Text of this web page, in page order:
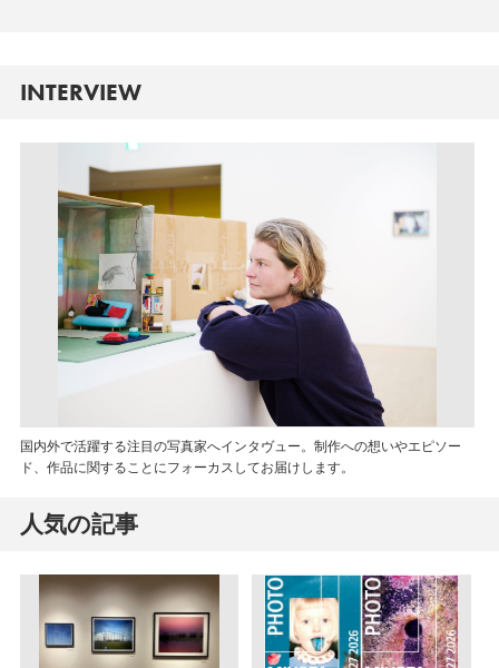
INTERVIEW
国内外で活躍する注目の写真家へインタヴュー。制作への想いやエピソー
ド、作品に関することにフォーカスしてお届けします。
人気の記事